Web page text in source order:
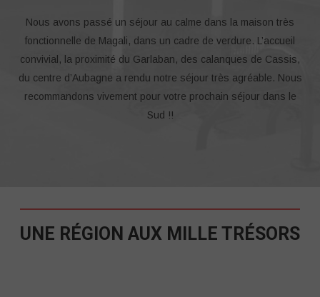
Nous avons passé un séjour au calme dans la maison très
fonctionnelle de Magali, dans un cadre de verdure. L’accueil
convivial, la proximité du Garlaban, des calanques de Cassis,
du centre d’Aubagne a rendu notre séjour très agréable. Nous
recommandons vivement pour votre prochain séjour dans le
Sud !!
UNE RÉGION AUX MILLE TRÉSORS